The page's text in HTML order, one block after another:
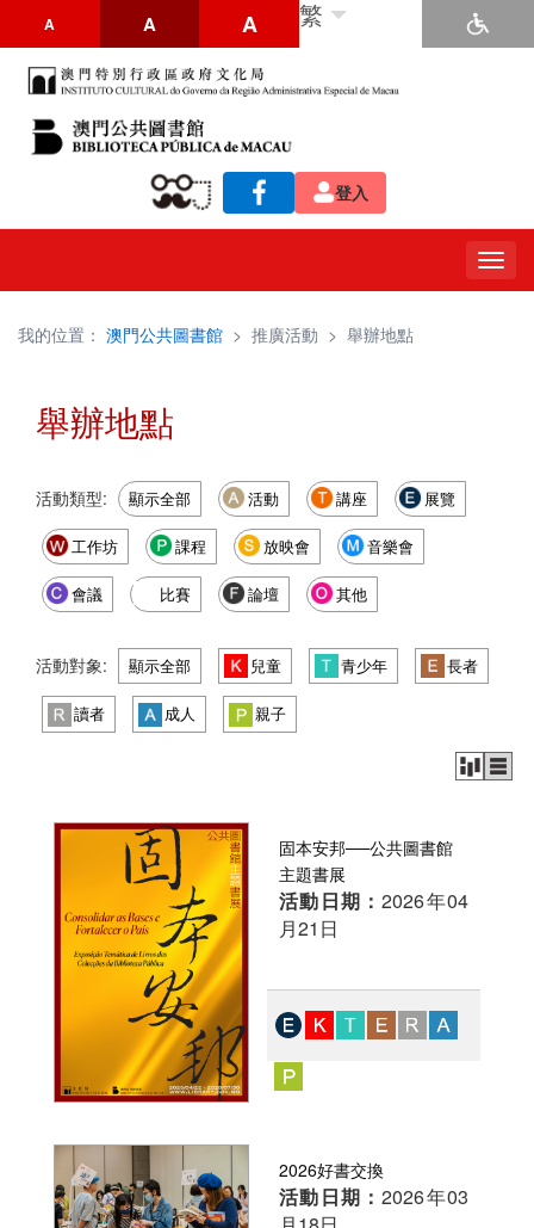
A A A 繁
登入
我的位置： 澳門公共圖書館 > 推廣活動 > 舉辦地點
舉辦地點
活動類型: 顯示全部 活動 講座 展覽
工作坊 課程 放映會 音樂會
會議 比賽 論壇 其他
活動對象: 顯示全部 兒童 青少年 長者
讀者 成人 親子
固本安邦──公共圖書館
主題書展
活動日期：2026年04
月21日
2026好書交換
活動日期：2026年03